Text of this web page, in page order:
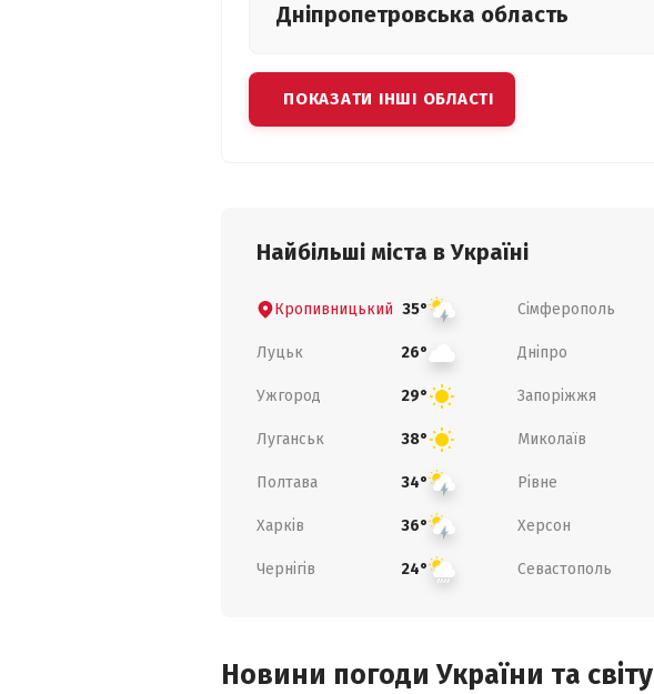
Дніпропетровська область
ПОКАЗАТИ ІНШІ ОБЛАСТІ
Найбільші міста в Україні
Кропивницький 35° Сімферополь
Луцьк 26° Дніпро
Ужгород 29° Запоріжжя
Луганськ 38° Миколаїв
Полтава 34° Рівне
Харків 36° Херсон
Чернігів 24° Севастополь
Новини погоди України та світу